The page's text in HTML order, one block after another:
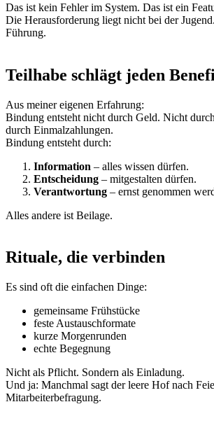
Das ist kein Fehler im System. Das ist ein
Die Herausforderung liegt nicht bei der
Führung.
Teilhabe schlägt jeden
Aus meiner eigenen Erfahrung:
Bindung entsteht nicht durch Geld. Nicht
durch Einmalzahlungen.
Bindung entsteht durch:
Information – alles wissen dürfen.
Entscheidung – mitgestalten dürfen.
Verantwortung – ernst genommen
Alles andere ist Beilage.
Rituale, die verbinden
Es sind oft die einfachen Dinge:
gemeinsame Frühstücke
feste Austauschformate
kurze Morgenrunden
echte Begegnung
Nicht als Pflicht. Sondern als Einladung.
Und ja: Manchmal sagt der leere Hof nach
Mitarbeiterbefragung.